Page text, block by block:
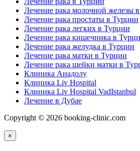
Лечение рака молочной железы
Лечение рака простаты в Турции
Лечение рака легких в Турции
Лечение рака кишечника в
Лечение рака желудка в Турции
Лечение рака матки в Турции
Лечение рака шейки матки в
Клиника Анадолу
Клиника Liv Hospital
Клиника Liv Hospital VadIstanbul
Лечение в Дубае
Copyright © 2026 booking-clinic.com
×